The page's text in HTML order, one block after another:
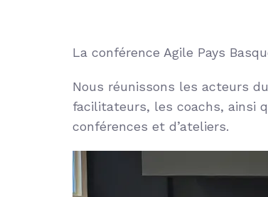
La conférence Agile Pays
Nous réunissons les acteurs
facilitateurs, les coachs, ainsi
conférences et d’ateliers.